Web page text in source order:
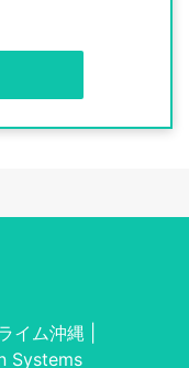
イム沖縄
Systems